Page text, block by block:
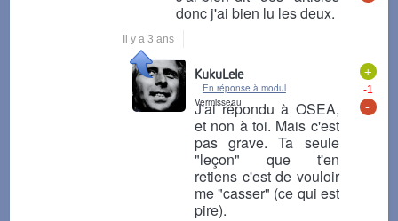
donc j'ai bien lu les deux.
Il y a 3 ans
+
-1
-
KukuLele
En réponse à modul
Vermisseau
J'ai répondu à OSEA,
et non à toi. Mais c'est
pas grave. Ta seule
"leçon" que t'en
retiens c'est de vouloir
me "casser" (ce qui est
pire).